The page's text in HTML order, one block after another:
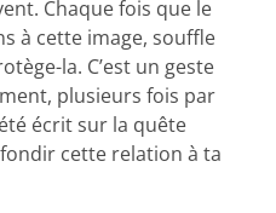
Chaque fois que le
à cette image, souffle
la. C’est un geste
plusieurs fois par
écrit sur la quête
cette relation à ta